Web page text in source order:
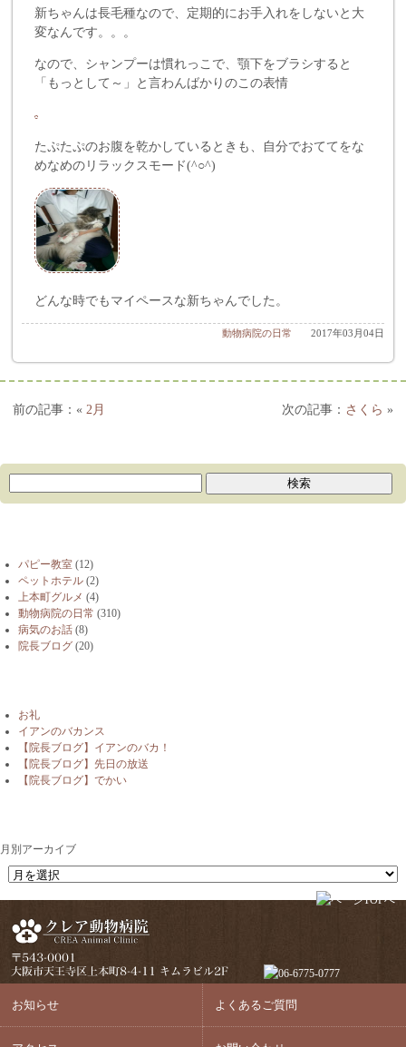
新ちゃんは長毛種なので、定期的にお手入れをしないと大
変なんです。。。
なので、シャンプーは慣れっこで、顎下をブラシすると
「もっとして～」と言わんばかりのこの表情
たぷたぷのお腹を乾かしているときも、自分でおててをな
めなめのリラックスモード(^○^)
どんな時でもマイペースな新ちゃんでした。
2017年03月04日
動物病院の日常
« 2月 さくら »
パピー教室 (12)
ペットホテル (2)
上本町グルメ (4)
動物病院の日常 (310)
病気のお話 (8)
院長ブログ (20)
お礼
イアンのバカンス
【院長ブログ】イアンのバカ！
【院長ブログ】先日の放送
【院長ブログ】でかい
月別アーカイブ
お知らせ よくあるご質問